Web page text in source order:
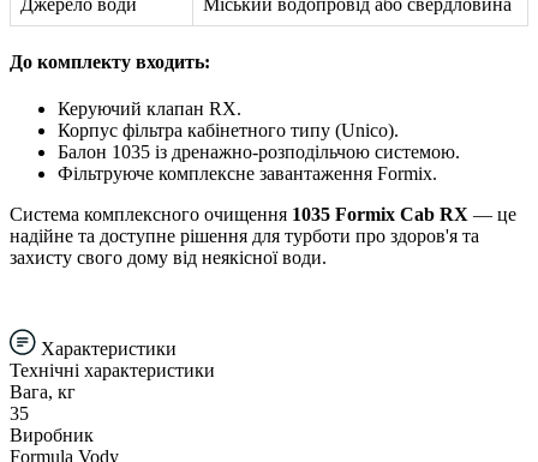
До комплекту входить:
Керуючий клапан RX.
Корпус фільтра кабінетного типу (Unico).
Балон 1035 із дренажно-розподільчою системою.
Фільтруюче комплексне завантаження Formix.
Система комплексного очищення 1035 Formix Cab RX — це
надійне та доступне рішення для турботи про здоров'я та
захисту свого дому від неякісної води.
Характеристики
Технічні характеристики
Вага, кг
35
Виробник
Formula Vody